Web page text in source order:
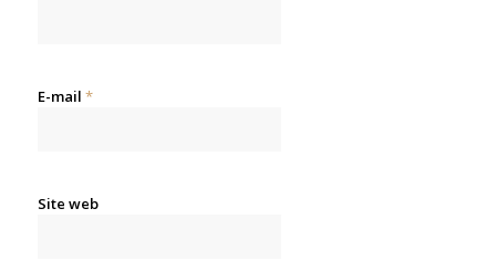
E-mail *
Site web